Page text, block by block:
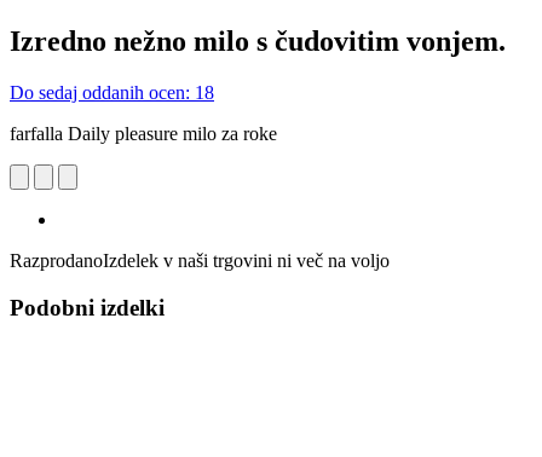
Izredno nežno milo s čudovitim vonjem.
Do sedaj oddanih ocen: 18
farfalla Daily pleasure milo za roke
RazprodanoIzdelek v naši trgovini ni več na voljo
Podobni izdelki